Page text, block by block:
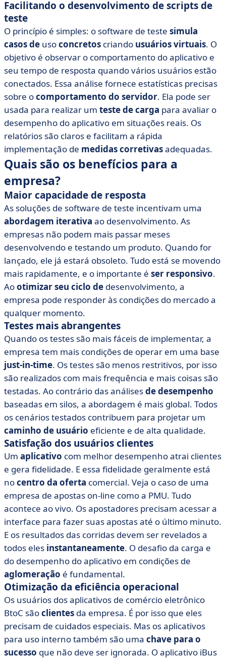
Facilitando o desenvolvimento de scripts de
teste
O princípio é simples: o software de teste simula
casos de usoconcretos criando usuários virtuais. O
objetivo é observar o comportamento do aplicativo e
seu tempo de resposta quando vários usuários estão
conectados. Essa análise fornece estatísticas precisas
sobre ocomportamento do servidor. Ela pode ser
usada para realizar um teste de carga para avaliar o
desempenho do aplicativo em situações reais. Os
relatórios são claros e facilitam a rápida
implementação de medidas corretivasadequadas.
Quais são os benefícios para a
empresa?
Maior capacidade de resposta
As soluções de software de teste incentivam uma
abordagem iterativa ao desenvolvimento. As
empresas não podem mais passar meses
desenvolvendo e testando um produto. Quando for
lançado, ele já estará obsoleto. Tudo está se movendo
mais rapidamente, e o importante é ser responsivo.
Aootimizar seu ciclo de desenvolvimento, a
empresa pode responder às condições do mercado a
qualquer momento.
Testes mais abrangentes
Quando os testes são mais fáceis de implementar, a
empresa tem mais condições de operar em uma base
just-in-time. Os testes são menos restritivos, por isso
são realizados com mais frequência e mais coisas são
testadas. Ao contrário das análisesde desempenho
baseadas em silos, a abordagem é mais global. Todos
os cenários testados contribuem para projetar um
caminho de usuário eficiente e de alta qualidade.
Satisfação dos usuários clientes
Um aplicativo com melhor desempenho atrai clientes
e gera fidelidade. E essa fidelidade geralmente está
nocentro da oferta comercial. Veja o caso de uma
empresa de apostas on-line como a PMU. Tudo
acontece ao vivo. Os apostadores precisam acessar a
interface para fazer suas apostas até o último minuto.
E os resultados das corridas devem ser revelados a
todos eles instantaneamente. O desafio da carga e
do desempenho do aplicativo em condições de
aglomeração é fundamental.
Otimização da eficiência operacional
Os usuários dos aplicativos de comércio eletrônico
BtoC sãoclientes da empresa. É por isso que eles
precisam de cuidados especiais. Mas os aplicativos
para uso interno também são uma chave para o
sucesso que não deve ser ignorada. O aplicativo iBus